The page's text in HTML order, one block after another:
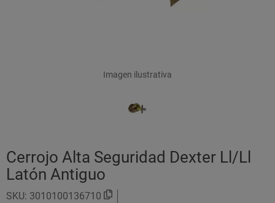
Imagen ilustrativa
Cerrojo Alta Seguridad Dexter Ll/Ll
Latón Antiguo
SKU: 3010100136710